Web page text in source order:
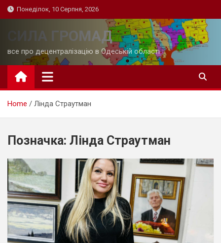
Skip
to
Понеділок, 10 Серпня, 2026
СИЛА ГРОМАД
все про децентралізацію в Одеській області
Home Лінда Страутман
Позначка: Лінда Страутман